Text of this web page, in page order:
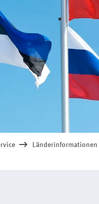
Länderinformationen